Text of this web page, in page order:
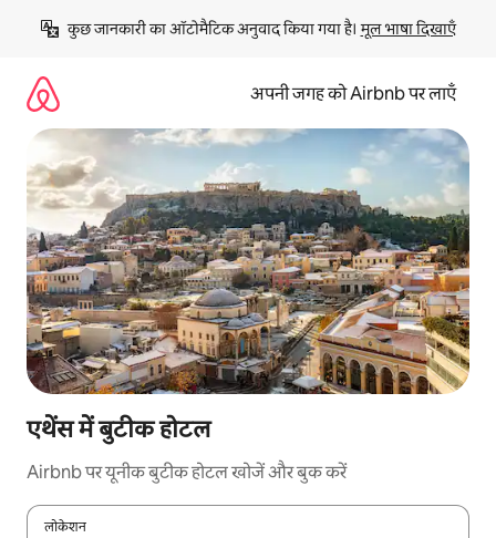
छोड़कर
कॉन्टेंट
कुछ जानकारी का ऑटोमैटिक अनुवाद किया गया है। मूल भाषा दिखाएँ
अपनी जगह को Airbnb पर लाएँ
एथेंस में बुटीक होटल
Airbnb पर यूनीक बुटीक होटल खोजें और बुक करें
लोकेशन